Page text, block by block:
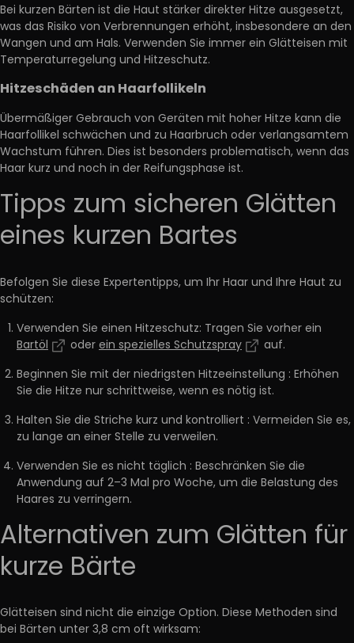
Bei kurzen Bärten ist die Haut stärker direkter Hitze ausgesetzt,
was das Risiko von Verbrennungen erhöht, insbesondere an den
Wangen und am Hals. Verwenden Sie immer ein Glätteisen mit
Temperaturregelung und Hitzeschutz.
Hitzeschäden an Haarfollikeln
Übermäßiger Gebrauch von Geräten mit hoher Hitze kann die
Haarfollikel schwächen und zu Haarbruch oder verlangsamtem
Wachstum führen. Dies ist besonders problematisch, wenn das
Haar kurz und noch in der Reifungsphase ist.
Tipps zum sicheren Glätten
eines kurzen Bartes
Befolgen Sie diese Expertentipps, um Ihr Haar und Ihre Haut zu
schützen:
Verwenden Sie einen Hitzeschutz: Tragen Sie vorherein
Bartöl
oderein spezielles Schutzspray
auf.
Beginnen Sie mit der niedrigsten Hitzeeinstellung : Erhöhen
Sie die Hitze nur schrittweise, wenn es nötig ist.
Halten Sie die Striche kurz und kontrolliert : Vermeiden Sie es,
zu lange an einer Stelle zu verweilen.
Verwenden Sie es nicht täglich : Beschränken Sie die
Anwendung auf 2–3 Mal pro Woche, um die Belastung des
Haares zu verringern.
Alternativen zum Glätten für
kurze Bärte
Glätteisen sind nicht die einzige Option. Diese Methoden sind
bei Bärten unter 3,8 cm oft wirksam: